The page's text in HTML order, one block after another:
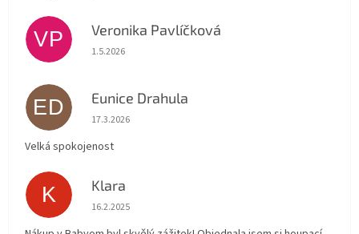
VP Veronika Pavlíčková
Hodnocení obchodu je 5 z 5 hvězdiček.
1.5.2026
ED Eunice Drahula
Hodnocení obchodu je 5 z 5 hvězdiček.
17.3.2026
Velká spokojenost
K Klara
Hodnocení obchodu je 5 z 5 hvězdiček.
16.2.2025